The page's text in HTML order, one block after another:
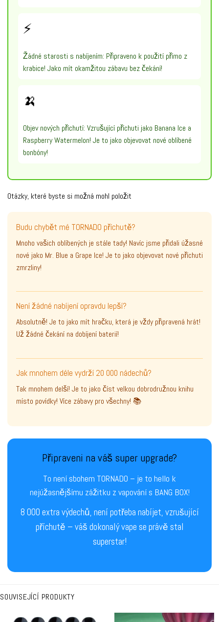
⚡
Žádné starosti s nabíjením: Připraveno k použití přímo z
krabice! Jako mít okamžitou zábavu bez čekání!
🍌
Objev nových příchutí: Vzrušující příchuti jako Banana Ice a
Raspberry Watermelon! Je to jako objevovat nové oblíbené
bonbóny!
Otázky, které byste si možná mohl položit
Budu chybět mé TORNADO příchutě?
Mnoho vašich oblíbených je stále tady! Navíc jsme přidali úžasné
nové jako Mr. Blue a Grape Ice! Je to jako objevovat nové příchuti
zmrzliny!
Není žádné nabíjení opravdu lepší?
Absolutně! Je to jako mít hračku, která je vždy připravená hrát!
Už žádné čekání na dobíjení baterií!
Jak mnohem déle vydrží 20 000 nádechů?
Tak mnohem delší! Je to jako číst velkou dobrodružnou knihu
místo povídky! Více zábavy pro všechny! 📚
Připraveni na váš super upgrade?
To není sbohem TORNADO – je to hello k
nejúžasnějšímu zážitku z vapování s BANG BOX!
8 000 extra výdechů, není potřeba nabíjet, vzrušující
příchutě – váš dokonalý vape se právě stal
superstar!
SOUVISEJÍCÍ PRODUKTY